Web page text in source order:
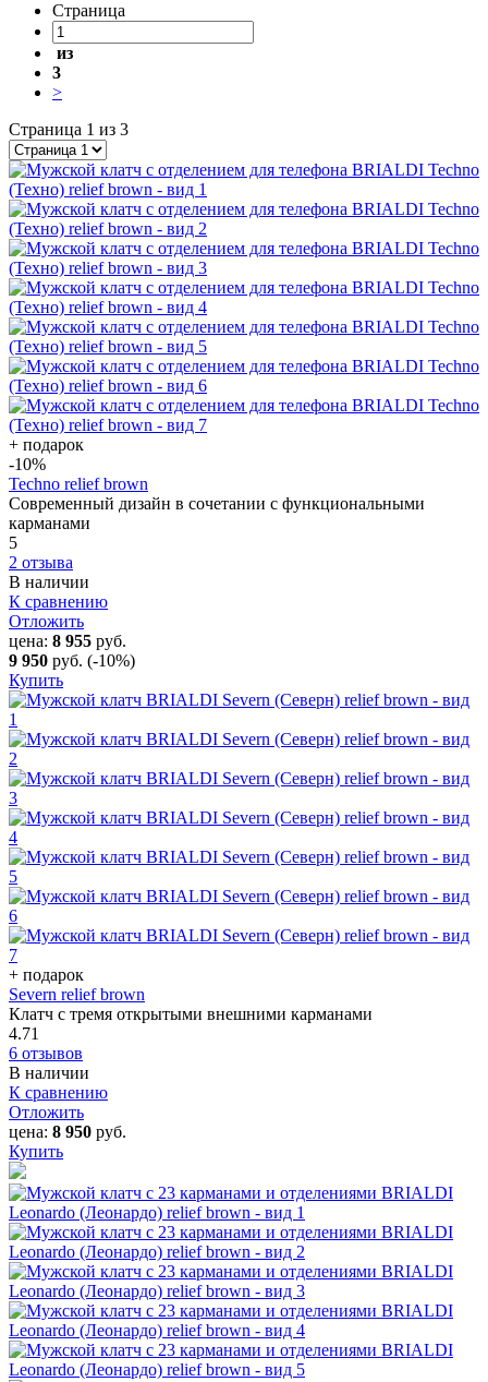
Страница
из
3
>
Страница 1 из 3
+ подарок
-10%
Techno relief brown
Современный дизайн в сочетании с функциональными
карманами
5
2 отзыва
В наличии
К сравнению
Отложить
цена: 8 955 руб.
9 950 руб. (-10%)
Купить
+ подарок
Severn relief brown
Клатч с тремя открытыми внешними карманами
4.71
6 отзывов
В наличии
К сравнению
Отложить
цена: 8 950 руб.
Купить